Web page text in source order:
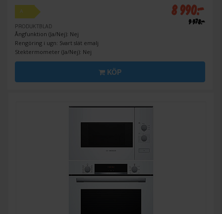
A
PRODUKTBLAD
Ångfunktion (Ja/Nej): Nej
Rengöring i ugn: Svart slät emalj
Stektermometer (Ja/Nej): Nej
8 990:-
9 978:-
KÖP